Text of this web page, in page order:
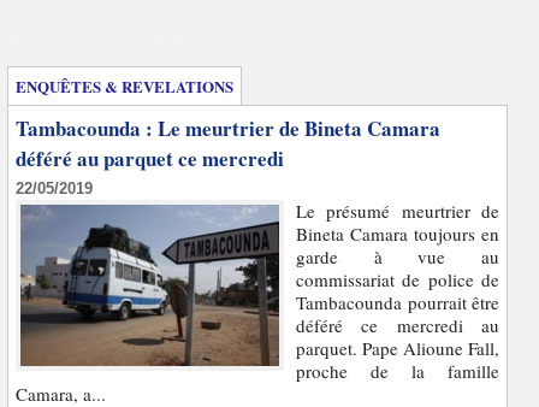
ENQUÊTES & REVELATIONS
Tambacounda : Le meurtrier de Bineta Camara
déféré au parquet ce mercredi
22/05/2019
Le présumé meurtrier de
Bineta Camara toujours en
garde à vue au
commissariat de police de
Tambacounda pourrait être
déféré ce mercredi au
parquet. Pape Alioune Fall,
proche de la famille
Camara, a...